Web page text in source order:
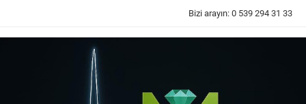
Bizi arayın: 0 539 294 31 33